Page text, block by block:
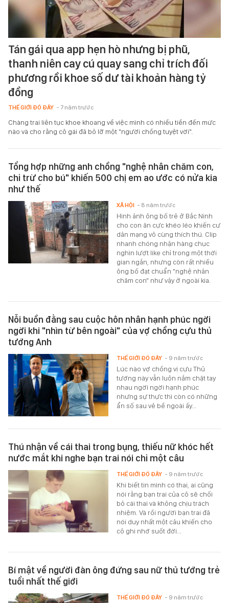
Tán gái qua app hẹn hò nhưng bị phũ,
thanh niên cay cú quay sang chỉ trích đối
phương rồi khoe số dư tài khoản hàng tỷ
đồng
THẾ GIỚI ĐÓ ĐÂY - 7 năm trước
Chàng trai liên tục khoe khoang về việc mình có nhiều tiền đến mức
nào và cho rằng cô gái đã bỏ lỡ một "người chồng tuyệt vời".
Tổng hợp những anh chồng "nghệ nhân chăm con,
chỉ trừ cho bú" khiến 500 chị em ao ước có nửa kia
như thế
Hình ảnh ông bố trẻ ở Bắc Ninh
cho con ăn cực khéo léo khiến cư
dân mạng vô cùng thích thú. Clip
nhanh chóng nhận hàng chục
nghìn lượt like chỉ trong một thời
gian ngắn, nhưng còn rất nhiều
ông bố đạt chuẩn "nghệ nhân
chăm con" như vậy ở ngoài kia.
XÃ HỘI - 8 năm trước
Nỗi buồn đằng sau cuộc hôn nhân hạnh phúc ngời
ngời khi "nhìn từ bên ngoài" của vợ chồng cựu thủ
tướng Anh
Lúc nào vợ chồng vị cựu Thủ
tướng này vẫn luôn nắm chặt tay
nhau ngời ngời hạnh phúc
nhưng sự thực thì còn có những
ẩn số sau vẻ bề ngoài ấy...
THẾ GIỚI ĐÓ ĐÂY - 9 năm trước
Thú nhận về cái thai trong bụng, thiếu nữ khóc hết
nước mắt khi nghe bạn trai nói chỉ một câu
Khi biết tin mình có thai, ai cũng
nói rằng bạn trai của cô sẽ chối
bỏ cái thai và không chịu trách
nhiệm. Và rồi người bạn trai đã
nói duy nhất một câu khiến cho
cô ghi nhớ suốt đời...
THẾ GIỚI ĐÓ ĐÂY - 9 năm trước
Bí mật về người đàn ông đứng sau nữ thủ tướng trẻ
tuổi nhất thế giới
THẾ GIỚI ĐÓ ĐÂY - 9 năm trước